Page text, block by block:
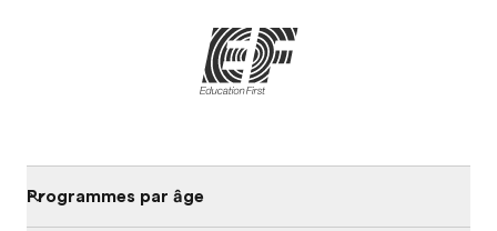
Programmes par âge